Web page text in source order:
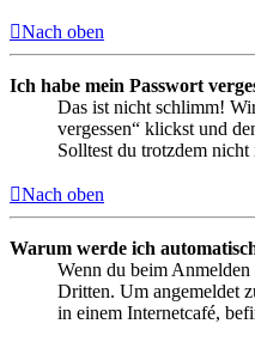
Nach oben
Ich habe mein Passwort
Das ist nicht schlimm!
vergessen“ klickst und
Solltest du trotzdem
Nach oben
Warum werde ich
Wenn du beim
Dritten. Um angemeldet
in einem Internetcafé,